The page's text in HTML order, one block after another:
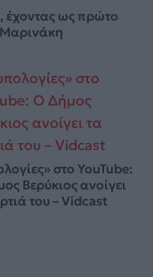
έχοντας ως πρώτο
στο YouTube:
Βερύκιος ανοίγει
του – Vidcast